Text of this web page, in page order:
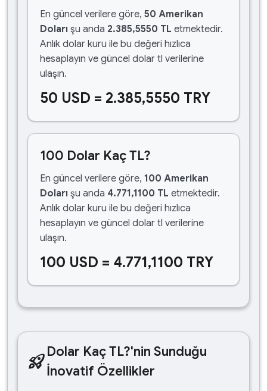
En güncel verilere göre, 50 Amerikan
Doları şu anda 2.385,5550 TL etmektedir.
Anlık dolar kuru ile bu değeri hızlıca
hesaplayın ve güncel dolar tl verilerine
ulaşın.
50 USD = 2.385,5550 TRY
100 Dolar Kaç TL?
En güncel verilere göre, 100 Amerikan
Doları şu anda 4.771,1100 TL etmektedir.
Anlık dolar kuru ile bu değeri hızlıca
hesaplayın ve güncel dolar tl verilerine
ulaşın.
100 USD = 4.771,1100 TRY
rocket_launchDolar Kaç TL?'nin Sunduğu
İnovatif Özellikler